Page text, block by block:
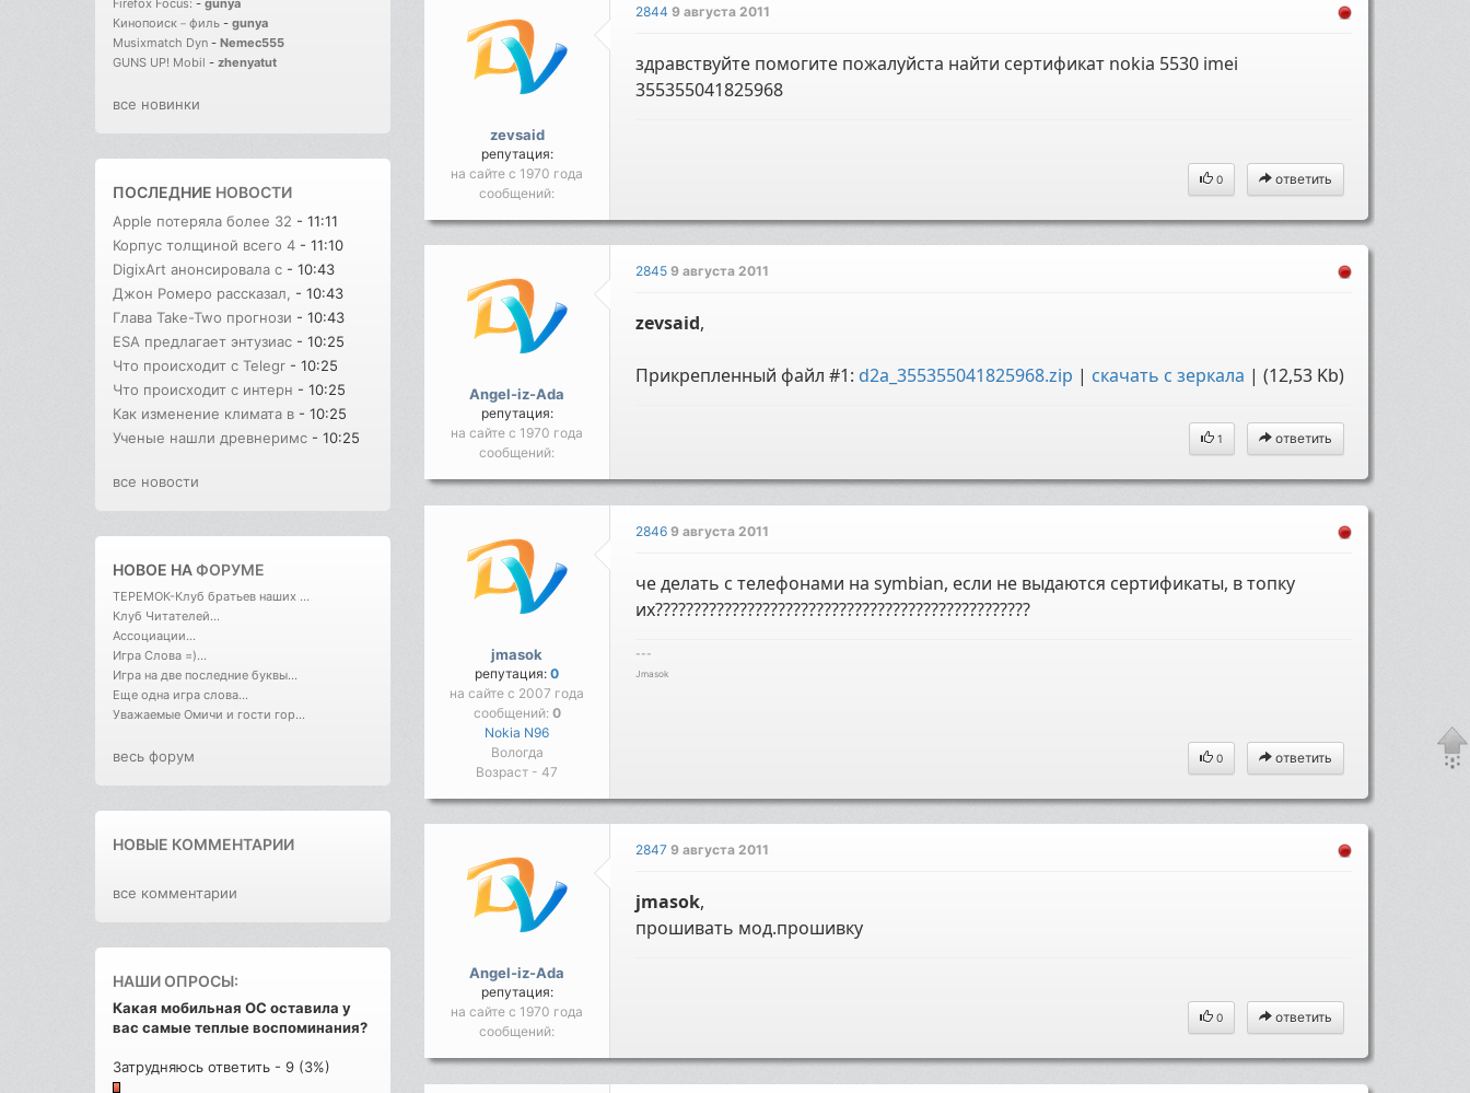
Firefox Focus: - gunya
Кинопоиск－филь - gunya
Musixmatch Dyn - Nemec555
GUNS UP! Mobil - zhenyatut
все новинки
ПОСЛЕДНИЕ НОВОСТИ
Apple потеряла более 32 - 11:11
Корпус толщиной всего 4 - 11:10
DigixArt анонсировала с - 10:43
Джон Ромеро рассказал, - 10:43
Глава Take-Two прогнози - 10:43
ESA предлагает энтузиас - 10:25
Что происходит с Telegr - 10:25
Что происходит с интерн - 10:25
Как изменение климата в - 10:25
Ученые нашли древнеримс - 10:25
все новости
НОВОЕ НАФОРУМЕ
ТЕРЕМОК-Клуб братьев наших ...
Клуб Читателей...
Ассоциации...
Игра Слова =)...
Игра на две последние буквы...
Еще одна игра слова...
Уважаемые Омичи и гости гор...
весь форум
НОВЫЕ КОММЕНТАРИИ
все комментарии
НАШИ ОПРОСЫ:
Какая мобильная ОС оставила у
вас самые теплые воспоминания?
Затрудняюсь ответить - 9 (3%)
zevsaid
репутация:
на сайте с 1970 года
сообщений:
2844 9 августа 2011
здравствуйте помогите пожалуйста найти сертификат nokia 5530 imei
355355041825968
0 ответить
Angel-iz-Ada
репутация:
на сайте с 1970 года
сообщений:
2845 9 августа 2011
zevsaid,
Прикрепленный файл #1: d2a_355355041825968.zip | скачать с зеркала | (12,53 Kb)
1 ответить
jmasok
репутация:0
на сайте с 2007 года
сообщений: 0
Nokia N96
Вологда
Возраст - 47
2846 9 августа 2011
че делать с телефонами на symbian, если не выдаются сертификаты, в топку
их?????????????????????????????????????????????????
---
Jmasok
0 ответить
Angel-iz-Ada
репутация:
на сайте с 1970 года
сообщений:
2847 9 августа 2011
jmasok,
прошивать мод.прошивку
0 ответить